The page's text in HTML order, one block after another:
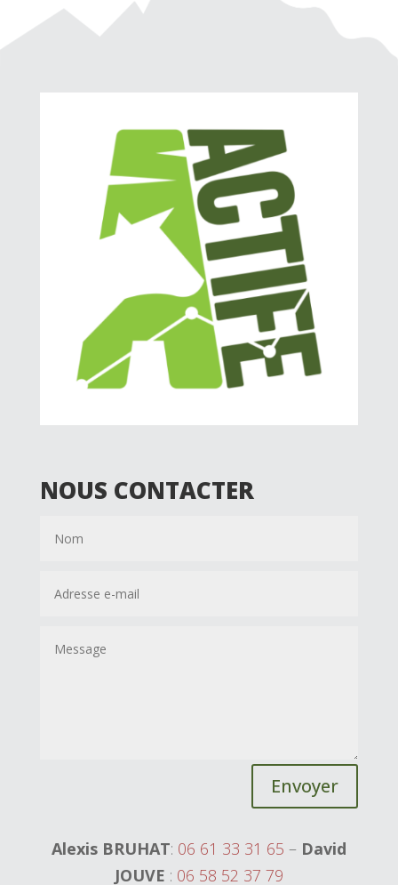
NOUS CONTACTER
Envoyer
Alexis BRUHAT: 06 61 33 31 65 – David
JOUVE : 06 58 52 37 79